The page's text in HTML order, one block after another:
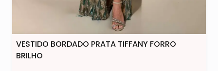
VESTIDO BORDADO PRATA TIFFANY FORRO
BRILHO